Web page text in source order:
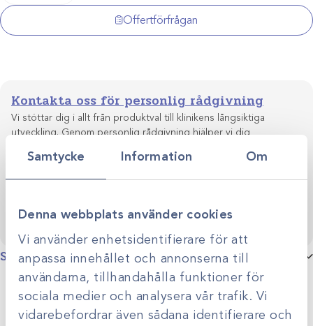
Samtycke Information Om
Denna webbplats använder cookies
Vi använder enhetsidentifierare för att
anpassa innehållet och annonserna till
användarna, tillhandahålla funktioner för
sociala medier och analysera vår trafik. Vi
vidarebefordrar även sådana identifierare och
/5st
mängd
Offertförfrågan
Specifikationer
Borrtyp Diamantborrar
Djurslag Smådjur
Kontakta oss för personlig rådgivning
Vi stöttar dig i allt från produktval till klinikens långsiktiga
utveckling. Genom personlig rådgivning hjälper vi dig
verksamhet.